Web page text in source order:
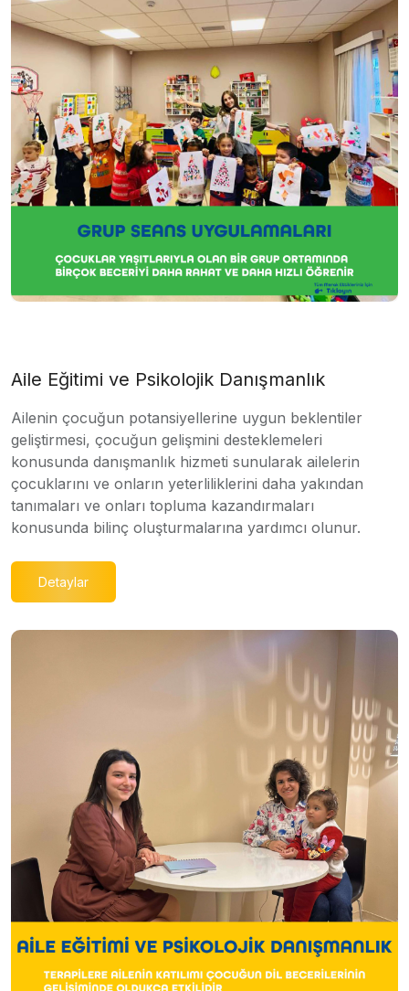
Aile Eğitimi ve Psikolojik Danışmanlık
Ailenin çocuğun potansiyellerine uygun beklentiler
geliştirmesi, çocuğun gelişmini desteklemeleri
konusunda danışmanlık hizmeti sunularak ailelerin
çocuklarını ve onların yeterliliklerini daha yakından
tanımaları ve onları topluma kazandırmaları
konusunda bilinç oluşturmalarına yardımcı olunur.
Detaylar